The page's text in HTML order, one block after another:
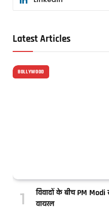
Latest Articles
BOLLYWOOD
विवादों के बीच PM
वायरल